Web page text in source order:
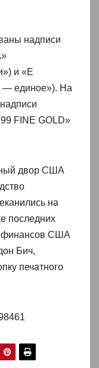
надписи
и «E
— единое»). На
FINE GOLD»
двор США
на
последних
финансов США
Бич,
печатного